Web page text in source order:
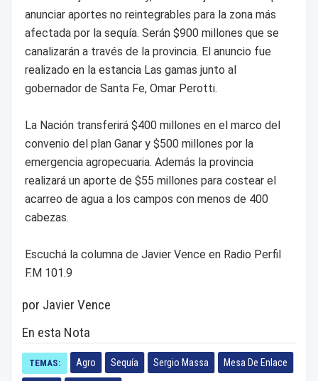
anunciar aportes no reintegrables para la zona más
afectada por la sequía. Serán $900 millones que se
canalizarán a través de la provincia. El anuncio fue
realizado en la estancia Las gamas junto al
gobernador de Santa Fe, Omar Perotti.
La Nación transferirá $400 millones en el marco del
convenio del plan Ganar y $500 millones por la
emergencia agropecuaria. Además la provincia
realizará un aporte de $55 millones para costear el
acarreo de agua a los campos con menos de 400
cabezas.
Escuchá la columna de Javier Vence en Radio Perfil
F.M 101.9
por Javier Vence
En esta Nota
TEMAS: Agro Sequía Sergio Massa Mesa De Enlace